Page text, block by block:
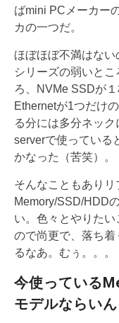
ばmini PCメーカー
カの一つだ。
ほぼほぼ不満はな
シリーズの弱いと
ろ、NVMe SSDが
Ethernetが1つだけ
る分には多分ネッ
serverで使っている
かなった（苦笑）。
そんなこともあり
Memory/SSD/HDD
い。色々とやりた
ので尚更で、落ち
るなあ。むぅ。。。
今使っている
モデルならい